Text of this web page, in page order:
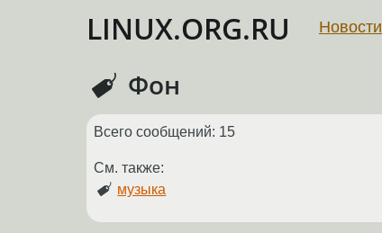
LINUX.ORG.RU Новости
Фон
Всего сообщений: 15
См. также:
музыка